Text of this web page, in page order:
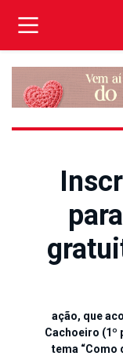
ação, que
Cachoeiro (1º
tema “Como